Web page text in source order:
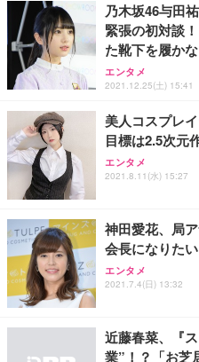
乃木坂46与田
緊張の初対談
た靴下を履かな
エンタメ
2021.12.25(土) 15:41
美人コスプレ
目標は2.5次
エンタメ
2021.8.11(水) 15:27
神田愛花、局
会長になりたい
エンタメ
2021.7.4(日) 13:32
近藤春菜、『
業”！？「お芝